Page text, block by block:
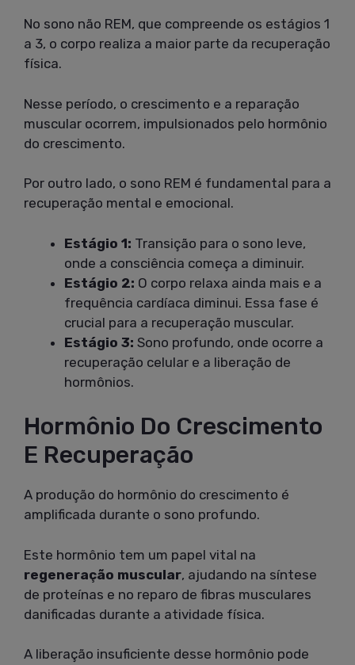
No sono não REM, que compreende os estágios 1
a 3, o corpo realiza a maior parte da recuperação
física.
Nesse período, o crescimento e a reparação
muscular ocorrem, impulsionados pelo hormônio
do crescimento.
Por outro lado, o sono REM é fundamental para a
recuperação mental e emocional.
Estágio 1: Transição para o sono leve,
onde a consciência começa a diminuir.
Estágio 2: O corpo relaxa ainda mais e a
frequência cardíaca diminui. Essa fase é
crucial para a recuperação muscular.
Estágio 3: Sono profundo, onde ocorre a
recuperação celular e a liberação de
hormônios.
Hormônio Do Crescimento
E Recuperação
A produção do hormônio do crescimento é
amplificada durante o sono profundo.
Este hormônio tem um papel vital na
regeneração muscular, ajudando na síntese
de proteínas e no reparo de fibras musculares
danificadas durante a atividade física.
A liberação insuficiente desse hormônio pode